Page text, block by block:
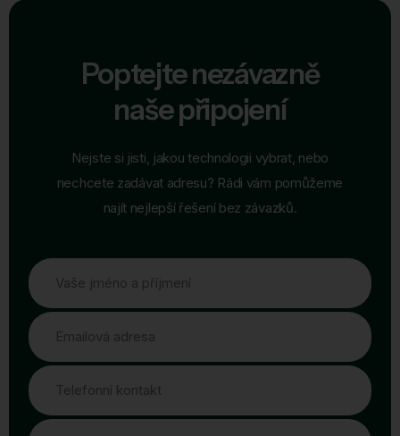
Poptejte nezávazně
naše připojení
Nejste si jisti, jakou technologii vybrat, nebo
nechcete zadávat adresu? Rádi vám pomůžeme
najít nejlepší řešení bez závazků.
Vaše jméno a příjmení
Emailová adresa
Telefonní kontakt